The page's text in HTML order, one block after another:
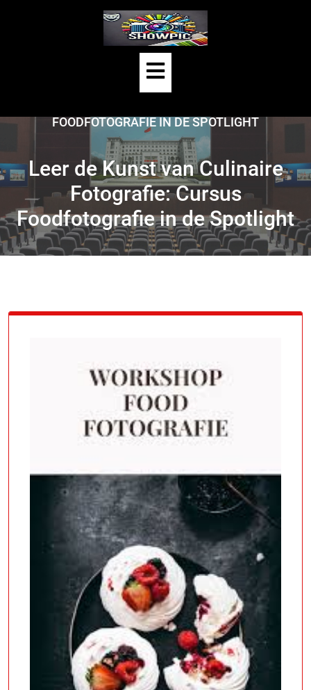
Open
Button
FOODFOTOGRAFIE IN DE SPOTLIGHT
Leer de Kunst van Culinaire
Fotografie: Cursus
Foodfotografie in de Spotlight